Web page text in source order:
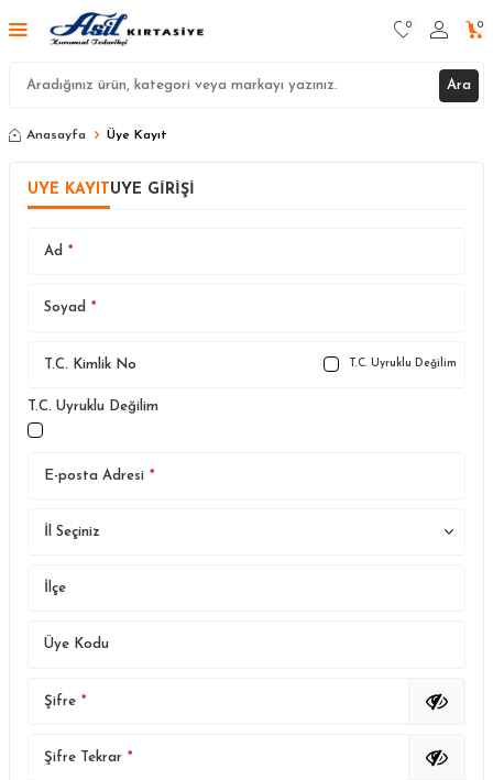
Ara
0 0
Anasayfa Üye Kayıt
ÜYE KAYIT ÜYE GIRIŞI
Ad *
Soyad *
T.C. Kimlik No T.C. Uyruklu Değilim
T.C. Uyruklu Değilim
E-posta Adresi *
İl Seçiniz
İlçe
Üye Kodu
Şifre *
Şifre Tekrar *